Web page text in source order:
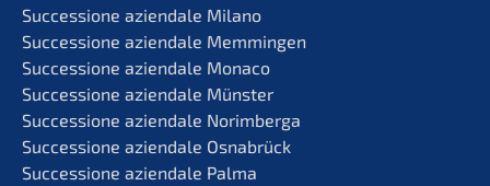
Succes­sio­ne aziend­a­le Milano
Succes­sio­ne aziend­a­le Memmingen
Succes­sio­ne aziend­a­le Monaco
Succes­sio­ne aziend­a­le Münster
Succes­sio­ne aziend­a­le Norimberga
Succes­sio­ne aziend­a­le Osnabrück
Succes­sio­ne aziend­a­le Palma